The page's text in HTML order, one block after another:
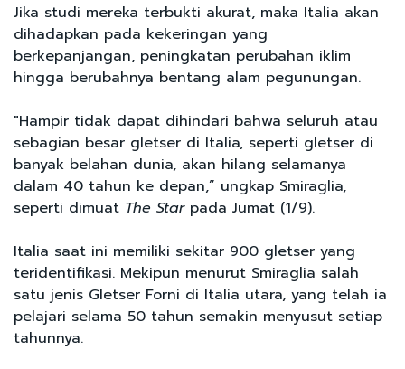
Jika studi mereka terbukti akurat, maka Italia akan
dihadapkan pada kekeringan yang
berkepanjangan, peningkatan perubahan iklim
hingga berubahnya bentang alam pegunungan.
"Hampir tidak dapat dihindari bahwa seluruh atau
sebagian besar gletser di Italia, seperti gletser di
banyak belahan dunia, akan hilang selamanya
dalam 40 tahun ke depan,” ungkap Smiraglia,
seperti dimuat The Starpada Jumat (1/9).
Italia saat ini memiliki sekitar 900 gletser yang
teridentifikasi. Mekipun menurut Smiraglia salah
satu jenis Gletser Forni di Italia utara, yang telah ia
pelajari selama 50 tahun semakin menyusut setiap
tahunnya.